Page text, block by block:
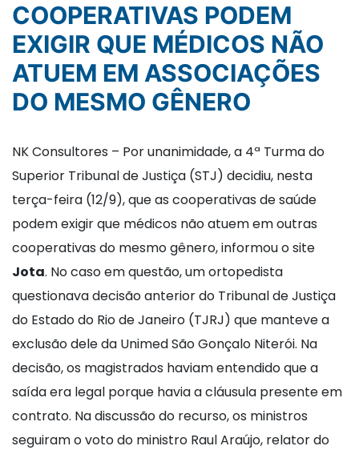
COOPERATIVAS PODEM
EXIGIR QUE MÉDICOS NÃO
ATUEM EM ASSOCIAÇÕES
DO MESMO GÊNERO
NK Consultores – Por unanimidade, a 4ª Turma do
Superior Tribunal de Justiça (STJ) decidiu, nesta
terça-feira (12/9), que as cooperativas de saúde
podem exigir que médicos não atuem em outras
cooperativas do mesmo gênero, informou o site
Jota. No caso em questão, um ortopedista
questionava decisão anterior do Tribunal de Justiça
do Estado do Rio de Janeiro (TJRJ) que manteve a
exclusão dele da Unimed São Gonçalo Niterói. Na
decisão, os magistrados haviam entendido que a
saída era legal porque havia a cláusula presente em
contrato. Na discussão do recurso, os ministros
seguiram o voto do ministro Raul Araújo, relator do